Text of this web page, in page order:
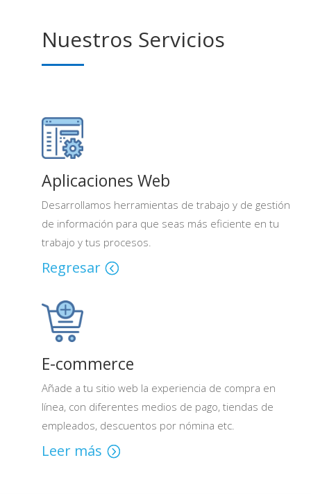
Nuestros Servicios
Aplicaciones Web
Desarrollamos herramientas de trabajo y de gestión
de información para que seas más eficiente en tu
trabajo y tus procesos.
Regresar
E-commerce
Añade a tu sitio web la experiencia de compra en
línea, con diferentes medios de pago, tiendas de
empleados, descuentos por nómina etc.
Leer más